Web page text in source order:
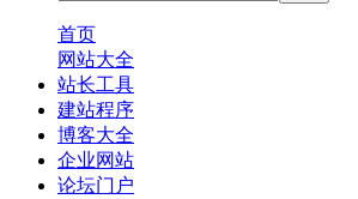
首页
网站大全
站长工具
建站程序
博客大全
企业网站
论坛门户